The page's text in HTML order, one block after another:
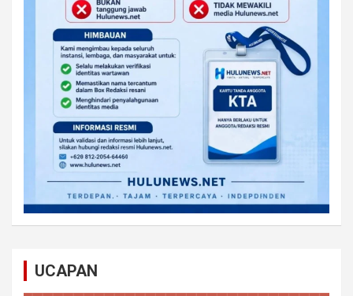
UCAPAN